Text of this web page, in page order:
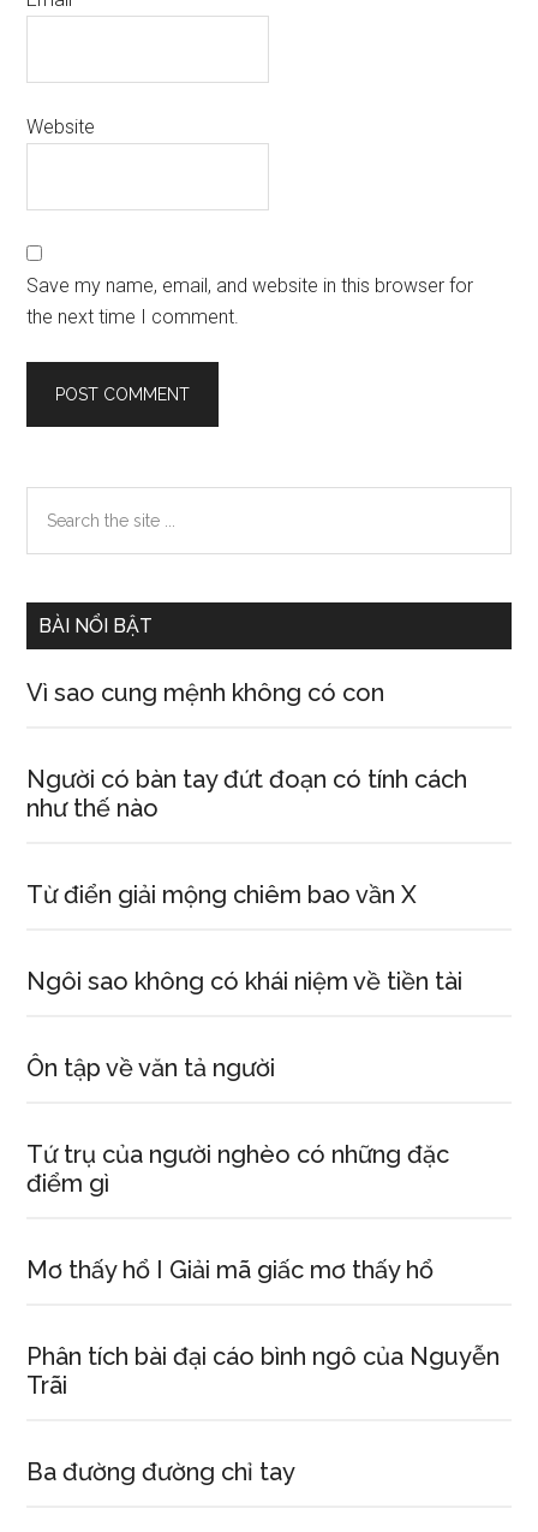
Website
Save my name, email, and website in this browser for
the next time I comment.
Primary
Sidebar
the
BÀI NỔI BẬT
Vì sao cung mệnh không có con
Người có bàn tay đứt đoạn có tính cách
như thế nào
Từ điển giải mộng chiêm bao vần X
Ngôi sao không có khái niệm về tiền tài
Ôn tập về văn tả người
Tứ trụ của người nghèo có những đặc
điểm gì
Mơ thấy hổ I Giải mã giấc mơ thấy hổ
Phân tích bài đại cáo bình ngô của Nguyễn
Trãi
Ba đường đường chỉ tay